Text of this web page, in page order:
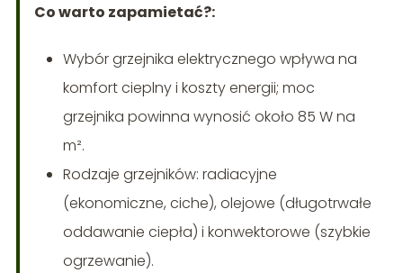
Co warto zapamietać?:
Wybór grzejnika elektrycznego wpływa na
komfort cieplny i koszty energii; moc
grzejnika powinna wynosić około 85 W na
m².
Rodzaje grzejników: radiacyjne
(ekonomiczne, ciche), olejowe (długotrwałe
oddawanie ciepła) i konwektorowe (szybkie
ogrzewanie).